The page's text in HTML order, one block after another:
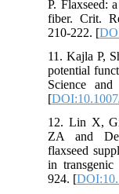
P.
fiber.
210-222. [
11. Kajla
potential
Science
[
12. Lin
ZA and
flaxseed
in
924. [